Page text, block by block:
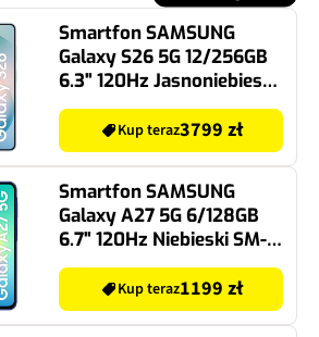
Smartfon SAMSUNG
Galaxy S26 5G 12/256GB
6.3" 120Hz Jasnoniebieski
SM-S942
Kup teraz3799 zł
Smartfon SAMSUNG
Galaxy A27 5G 6/128GB
6.7" 120Hz Niebieski SM-
A276
Kup teraz1199 zł